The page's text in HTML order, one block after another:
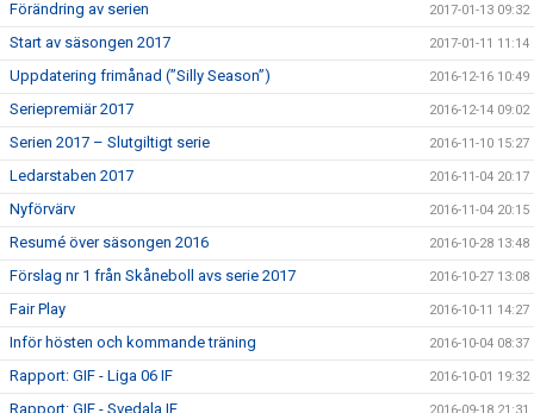
Förändring av serien 2017-01-13 09:32
Start av säsongen 2017 2017-01-11 11:14
Uppdatering frimånad (”Silly Season”) 2016-12-16 10:49
Seriepremiär 2017 2016-12-14 09:02
Serien 2017 – Slutgiltigt serie 2016-11-10 15:27
Ledarstaben 2017 2016-11-04 20:17
Nyförvärv 2016-11-04 20:15
Resumé över säsongen 2016 2016-10-28 13:48
Förslag nr 1 från Skåneboll avs serie 2017 2016-10-27 13:08
Fair Play 2016-10-11 14:27
Inför hösten och kommande träning 2016-10-04 08:37
Rapport: GIF - Liga 06 IF 2016-10-01 19:32
Rapport: GIF - Svedala IF